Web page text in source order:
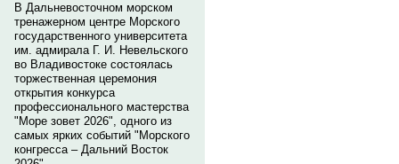
В Дальневосточном морском
тренажерном центре Морского
государственного университета
им. адмирала Г. И. Невельского
во Владивостоке состоялась
торжественная церемония
открытия конкурса
профессионального мастерства
"Море зовет 2026", одного из
самых ярких событий "Морского
конгресса – Дальний Восток